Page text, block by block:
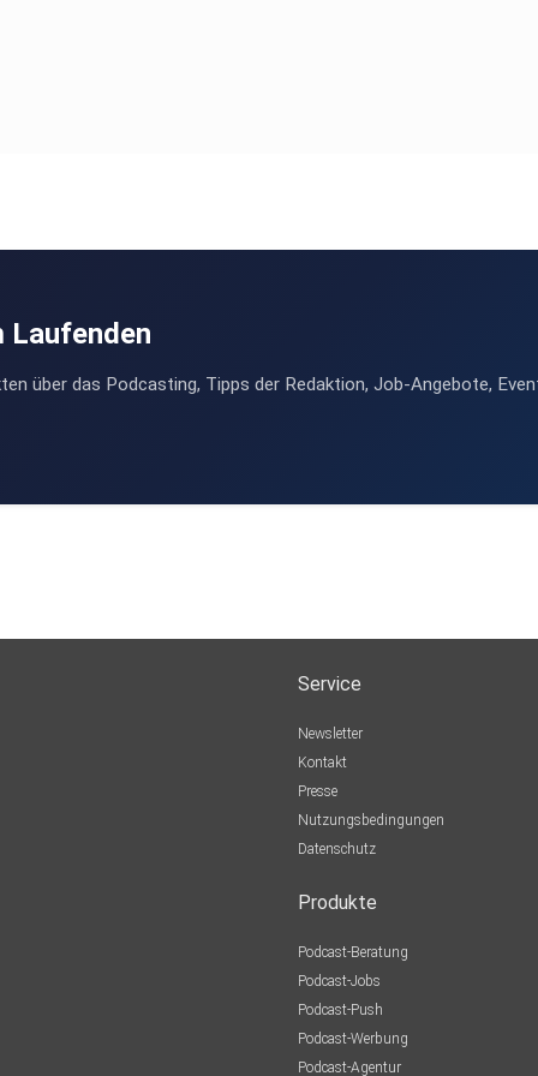
Laufenden
über das Podcasting, Tipps der Redaktion, Job-Angebote,
Service
Newsletter
Kontakt
Presse
Nutzungsbedingungen
Datenschutz
Produkte
Podcast-Beratung
Podcast-Jobs
Podcast-Push
Podcast-Werbung
Podcast-Agentur